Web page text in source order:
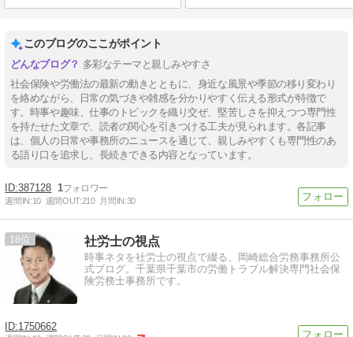
このブログのここがポイント
多彩なテーマと親しみやすさ
社会保険や労働法の最新の動きとともに、身近な風景や季節の移り変わり
を絡めながら、日常の気づきや雑感を分かりやすく伝える形式が特徴で
す。時事や趣味、仕事のトピックを織り交ぜ、堅苦しさを抑えつつ専門性
を持たせた文章で、読者の関心を引きつける工夫が見られます。各記事
は、個人の日常や事務所のニュースを通じて、親しみやすくも専門性のあ
る語り口を追求し、長続きできる内容となっています。
387128 1
週間IN:10 週間OUT:210 月間IN:30
18 社労士の視点
時事ネタを社労士の視点で綴る、岡崎総合労務事務所公
式ブログ。千葉県千葉市の労働トラブル解決専門社会保
険労務士事務所です。
1750662